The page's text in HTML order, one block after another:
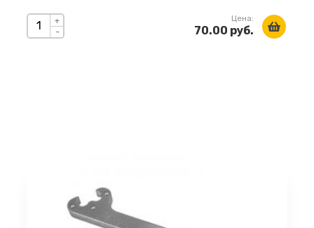
+
-
Цена:
70.00 руб.